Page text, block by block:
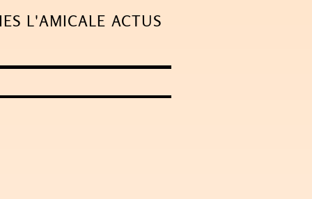
L'AMICALE ACTUS